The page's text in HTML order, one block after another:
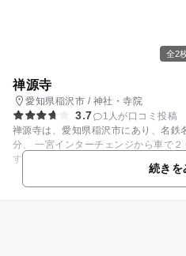
全2
禅源寺
愛知県稲沢市 / 神社・寺院
3.7
1人が口コミ投稿
禅源寺は、愛知県稲沢市にあり、名鉄
分、 一宮インターチェンジから車で
す。１６３４年に徳川家光が上洛した
の病が治癒し、葵の御紋の使用を許さ
定文化財となっている、鎌倉時代前期
続きを